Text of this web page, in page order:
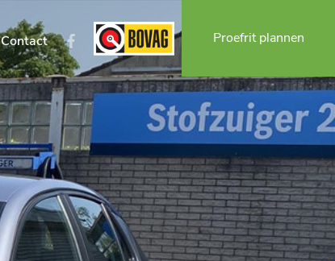
Contact Proefrit plannen